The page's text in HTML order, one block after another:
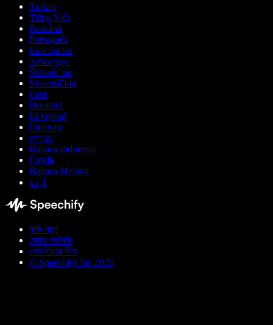
Türkçe
Tiếng Việt
Română
Português
Български
ქართული
Slovenčina
Slovenščina
Eesti
Hrvatski
Ελληνικά
Lietuvių
עברית
Bahasa Indonesia
Català
Bahasa Melayu
اردو
কুকি পছন্দ
সেবার শর্তাবলী
গোপনীয়তা নীতি
© Speechify Inc 2026